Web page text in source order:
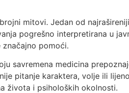
mitovi. Jedan od
pogrešno interpretirana u
pomoći.
savremena medicina
pitanje karaktera, volje ili
života i psiholoških okolnosti.